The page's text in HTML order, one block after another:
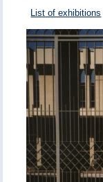
List of exhibitions